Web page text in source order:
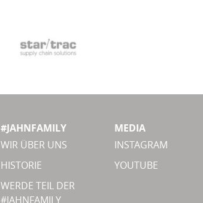
#JAHNFAMILY
WIR ÜBER UNS
HISTORIE
WERDE TEIL DER
#JAHNFAMILY
MEDIA
INSTAGRAM
YOUTUBE